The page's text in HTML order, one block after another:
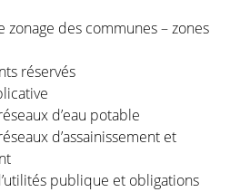
zonage des communes – zones
réservés
d’eau potable
d’assainissement et
publique et obligations